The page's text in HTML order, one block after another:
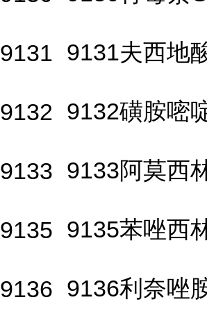
9131 9131夫西地
9132 9132磺胺嘧
9133 9133阿莫西
9135 9135苯唑西
9136 9136利奈唑